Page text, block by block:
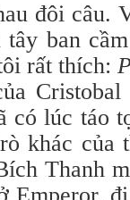
đôi câu.
ban
rất thích:
có lúc táo
khác của
Thanh